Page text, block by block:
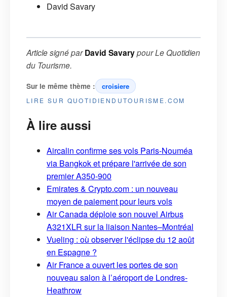
David Savary
Article signé parDavid SavarypourLe Quotidien
du Tourisme.
Sur le même thème : croisiere
LIRE SUR QUOTIDIENDUTOURISME.COM
À lire aussi
Aircalin confirme ses vols Paris-Nouméa
via Bangkok et prépare l'arrivée de son
premier A350-900
Emirates & Crypto.com : un nouveau
moyen de paiement pour leurs vols
Air Canada déploie son nouvel Airbus
A321XLR sur la liaison Nantes–Montréal
Vueling : où observer l'éclipse du 12 août
en Espagne ?
Air France a ouvert les portes de son
nouveau salon à l’aéroport de Londres-
Heathrow